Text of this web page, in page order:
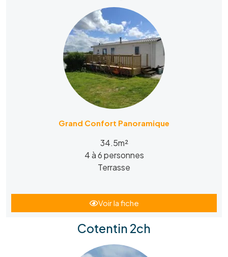
Grand Confort Panoramique
34.5m²
4 à 6 personnes
Terrasse
Voir la fiche
Cotentin 2ch